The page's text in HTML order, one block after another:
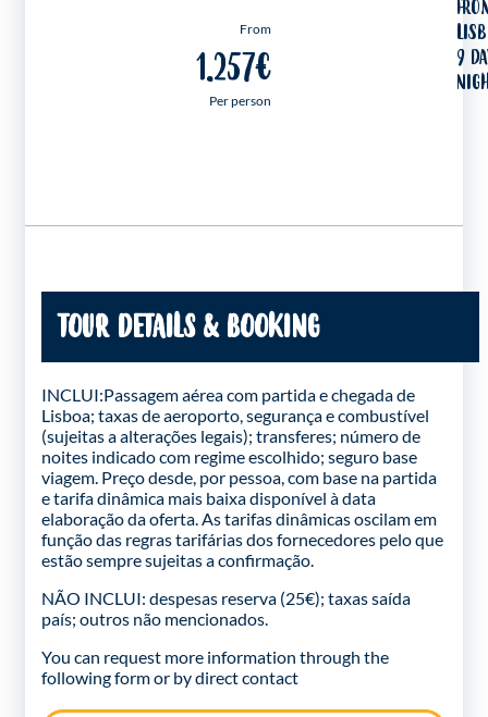
From
1.257€
Per person
9
TOUR DETAILS & BOOKING
INCLUI:Passagem aérea com partida e chegada de
Lisboa; taxas de aeroporto, segurança e combustível
(sujeitas a alterações legais); transferes; número de
noites indicado com regime escolhido; seguro base
viagem. Preço desde, por pessoa, com base na partida
e tarifa dinâmica mais baixa disponível à data
elaboração da oferta. As tarifas dinâmicas oscilam em
função das regras tarifárias dos fornecedores pelo que
estão sempre sujeitas a confirmação.
NÃO INCLUI: despesas reserva (25€); taxas saída
país; outros não mencionados.
You can request more information through the
following formor by direct contact